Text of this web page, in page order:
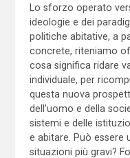
Lo sforzo operato
ideologie e dei
politiche abitative, a
concrete, riteniamo
cosa significa ridare
individuale, per
questa nuova
dell’uomo e della
sistemi e delle
e abitare. Può essere
situazioni più gravi?